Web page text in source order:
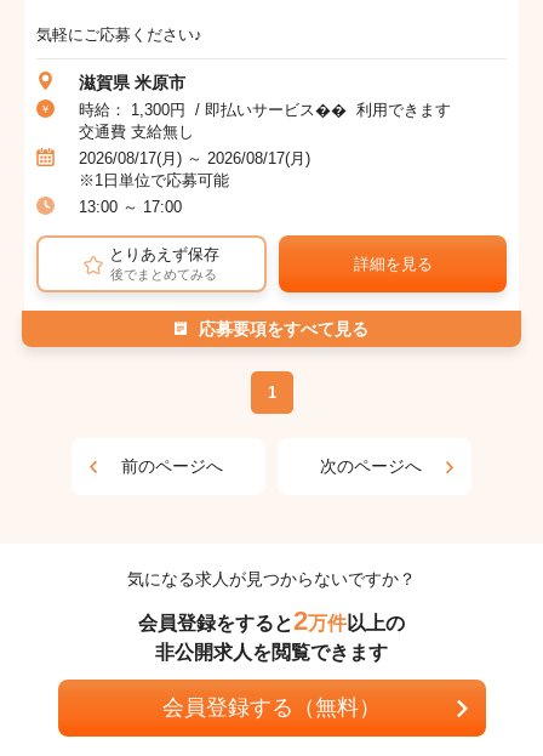
気軽にご応募ください♪
滋賀県 米原市
時給： 1,300円 / 即払いサービス�� 利用できます
交通費 支給無し
2026/08/17(月) ～ 2026/08/17(月)
※1日単位で応募可能
13:00 ～ 17:00
とりあえず保存
後でまとめてみる
詳細を見る
応募要項をすべて見る
1
前のページへ 次のページへ
気になる求人が見つからないですか？
会員登録をすると2万件以上の
非公開求人を閲覧できます
会員登録する（無料）